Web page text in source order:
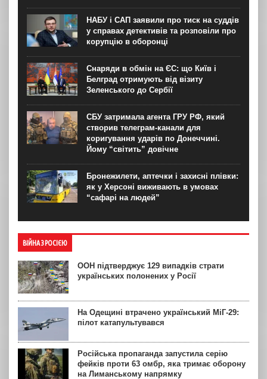
НАБУ і САП заявили про тиск на суддів
у справах детективів та розповіли про
корупцію в оборонці
Снаряди в обмін на ЄС: що Київ і
Белград отримують від візиту
Зеленського до Сербії
СБУ затримала агента ГРУ РФ, який
створив телеграм-канали для
коригування ударів по Донеччині.
Йому “світить” довічне
Бронежилети, аптечки і захисні плівки:
як у Херсоні виживають в умовах
“сафарі на людей”
ВІЙНА З РОСІЄЮ
ООН підтверджує 129 випадків страти
українських полонених у Росії
На Одещині втрачено український МіГ-29:
пілот катапультувався
Російська пропаганда запустила серію
фейків проти 63 омбр, яка тримає оборону
на Лиманському напрямку